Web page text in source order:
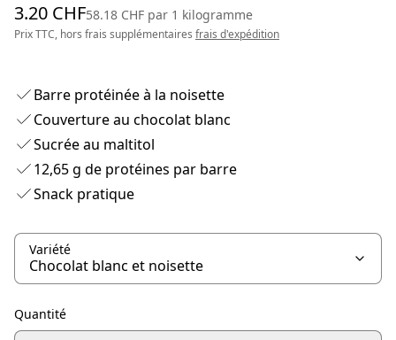
3.20 CHF58.18 CHF par 1 kilogramme
Prix TTC, hors frais supplémentaires frais d'expédition
Barre protéinée à la noisette
Couverture au chocolat blanc
Sucrée au maltitol
12,65 g de protéines par barre
Snack pratique
Variété
Quantité